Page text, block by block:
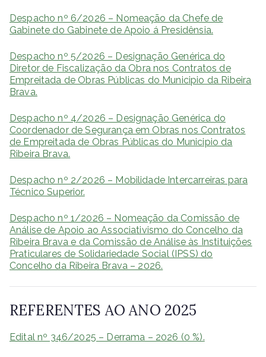
Despacho nº 6/2026 – Nomeação da Chefe de
Gabinete do Gabinete de Apoio á Presidênsia.
Despacho nº 5/2026 – Designação Genérica do
Diretor de Fiscalização da Obra nos Contratos de
Empreitada de Obras Públicas do Municipio da Ribeira
Brava.
Despacho nº 4/2026 – Designação Genérica do
Coordenador de Segurança em Obras nos Contratos
de Empreitada de Obras Públicas do Municipio da
Ribeira Brava.
Despacho nº 2/2026 – Mobilidade Intercarreiras para
Técnico Superior.
Despacho nº 1/2026 – Nomeação da Comissão de
Análise de Apoio ao Associativismo do Concelho da
Ribeira Brava e da Comissão de Análise às Instituições
Praticulares de Solidariedade Social (IPSS) do
Concelho da Ribeira Brava – 2026.
REFERENTES AO ANO 2025
Edital nº 346/2025 – Derrama – 2026 (0 %).